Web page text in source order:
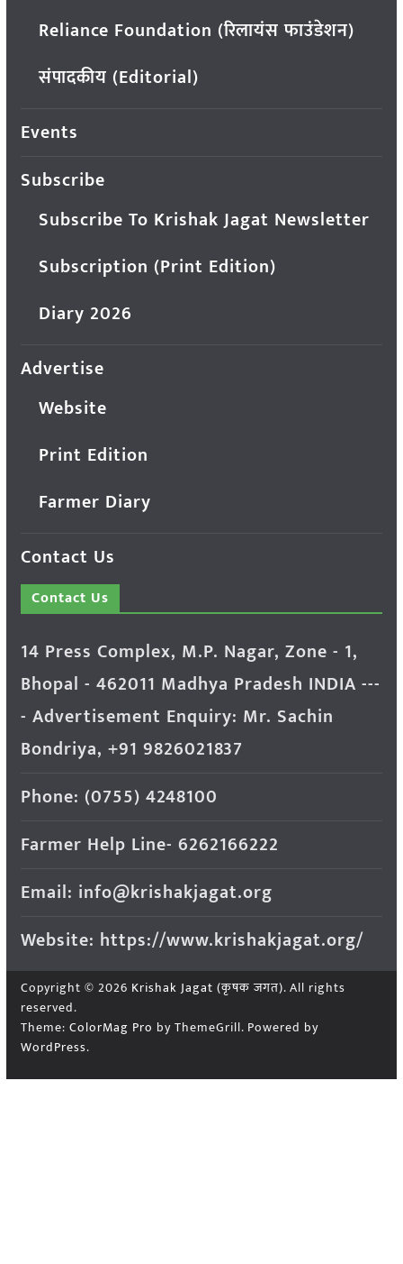
Reliance Foundation (रिलायंस फाउंडेशन)
संपादकीय (Editorial)
Events
Subscribe
Subscribe To Krishak Jagat Newsletter
Subscription (Print Edition)
Diary 2026
Advertise
Website
Print Edition
Farmer Diary
Contact Us
Contact Us
14 Press Complex, M.P. Nagar, Zone - 1,
Bhopal - 462011 Madhya Pradesh INDIA ---
- Advertisement Enquiry: Mr. Sachin
Bondriya, +91 9826021837
Phone: (0755) 4248100
Farmer Help Line- 6262166222
Email: info@krishakjagat.org
Website: https://www.krishakjagat.org/
Copyright © 2026 Krishak Jagat (कृषक जगत). All rights
reserved.
Theme: ColorMag Pro by ThemeGrill. Powered by
WordPress.